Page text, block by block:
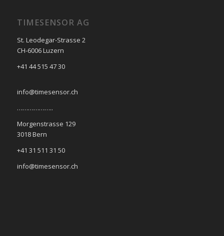
TIMESENSOR AG
St. Leodegar-Strasse 2
CH-6006 Luzern
+41 44 515 47 30
info@timesensor.ch
………………..
Morgenstrasse 129
3018 Bern
+41 31 511 31 50
info@timesensor.ch